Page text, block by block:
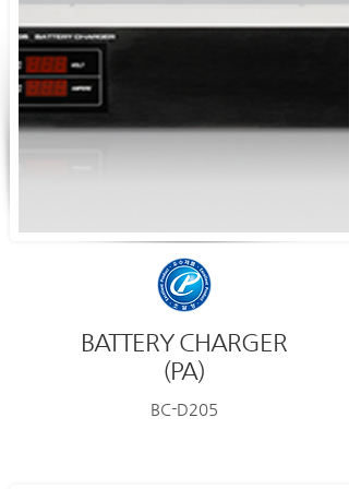
BATTERY CHARGER
(PA)
BC-D205